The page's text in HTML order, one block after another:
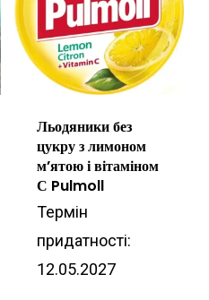
Льодяники без
цукру з лимоном
м’ятою і вітаміном
С Pulmoll
Термін
придатності:
12.05.2027